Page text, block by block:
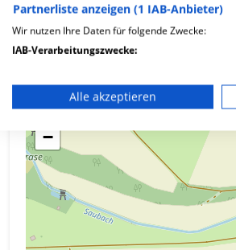
Karte
+
−
Partnerliste anzeigen (1 IAB-Anbieter)
Wir nutzen Ihre Daten für folgende Zwecke:
IAB-Verarbeitungszwecke:
Verwendung reduzierter Daten zur
Erstellung von Profilen für
Verwendung von Profilen zur
Erstellung von Profilen zur
Verwendung von Profilen zur
Alle akzeptieren